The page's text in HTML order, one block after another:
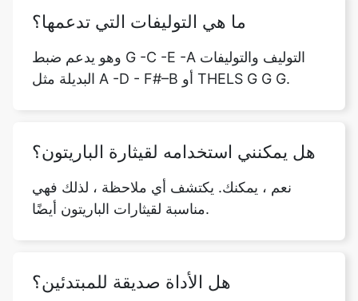
ما هي التوليفات التي تدعمها؟
وهو يدعم ضبط G -C -E -A التوليف والتوليفات
البديلة مثل A -D - F#–B أو THELS G G G.
هل يمكنني استخدامه لقيثارة الباريتون؟
نعم ، يمكنك. يكتشف أي ملاحظة ، لذلك فهي
مناسبة لقيثارات الباريتون أيضًا.
هل الأداة صديقة للمبتدئين؟